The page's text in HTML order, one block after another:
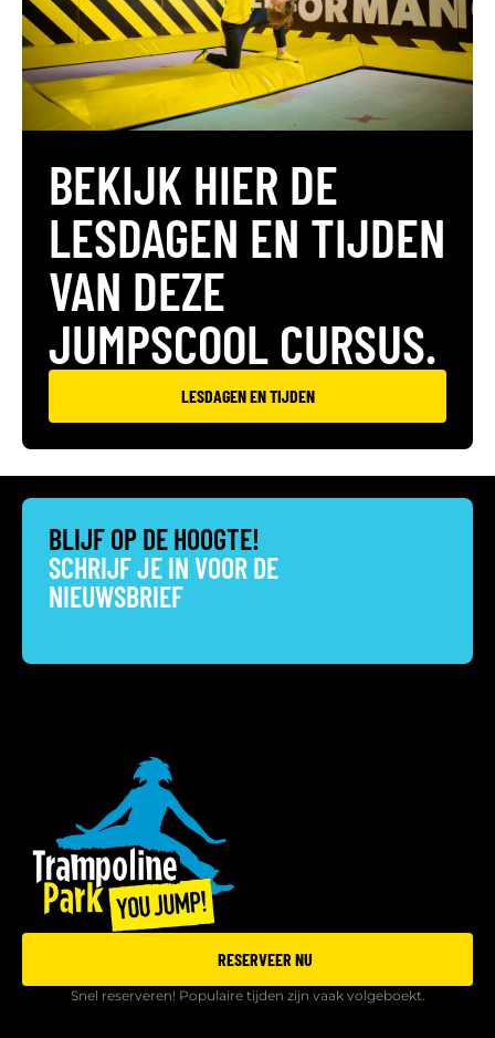
BEKIJK HIER DE
LESDAGEN EN TIJDEN
VAN DEZE
JUMPSCOOL CURSUS.
LESDAGEN EN TIJDEN
BLIJF OP DE HOOGTE!
SCHRIJF JE IN VOOR DE
NIEUWSBRIEF
RESERVEER NU
Snel reserveren! Populaire tijden zijn vaak volgeboekt.